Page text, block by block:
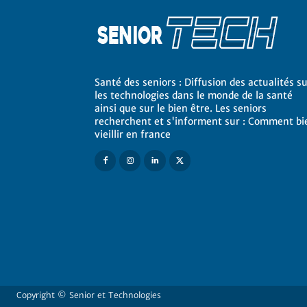
Santé des seniors : Diffusion des actualités
les technologies dans le monde de la santé
ainsi que sur le bien être. Les seniors
recherchent et s'informent sur : Comment
vieillir en france
Copyright © Senior et Technologies